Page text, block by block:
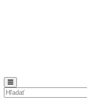
Menu
Hľadať: